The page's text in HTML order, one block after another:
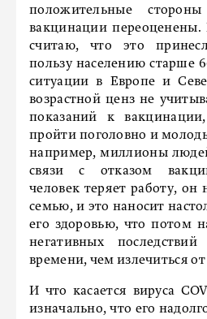
положительные
вакцинации
считаю, что это
пользу населению старше
ситуации в Европе и
возрастной ценз не
показаний к
пройти поголовно и
например, миллионы
связи с отказом
человек теряет работу,
семью, и это наносит
его здоровью, что потом
негативных
времени, чем излечиться от
И что касается вируса
изначально, что его